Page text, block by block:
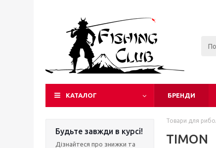
КАТАЛОГ БРЕНДИ
Будьте завжди в курсі!
Дізнайтеся про знижки та
Товари для
TIMON